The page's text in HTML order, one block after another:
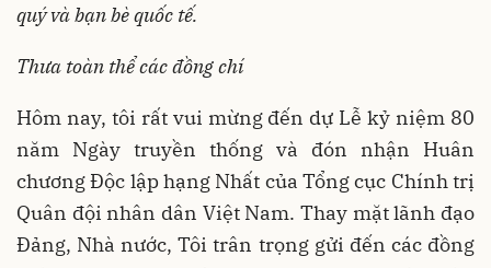
quývà bạn bè quốc tế.
Thưa toàn thểcácđồng chí
Hôm nay, tôi rất vui mừng đến dự Lễ kỷ niệm 80
năm Ngày truyền thống và đón nhận Huân
chương Độc lập hạng Nhất của Tổng cục Chính trị
Quân đội nhân dân Việt Nam. Thay mặt lãnh đạo
Đảng, Nhà nước, Tôi trân trọng gửi đến các đồng